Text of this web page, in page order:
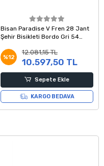
Bisan Paradise V Fren 28 Jant
Şehir Bisikleti Bordo Gri 54
%12
12.081,15 TL
10.597,50 TL
Sepete Ekle
KARGO BEDAVA